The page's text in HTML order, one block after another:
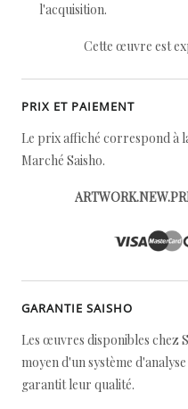
l'acquisition.
Cette œuvre est
PRIX ET PAIEMENT
Le prix affiché correspond à
Marché Saisho.
GARANTIE SAISHO
Les œuvres disponibles chez
moyen d'un système
garantit leur qualité.